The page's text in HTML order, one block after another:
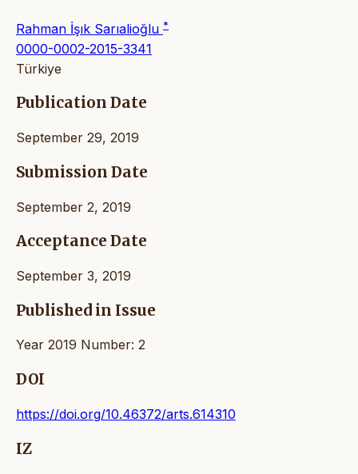
Rahman İşık Sarıalioğlu *
0000-0002-2015-3341
Türkiye
Publication Date
September 29, 2019
Submission Date
September 2, 2019
Acceptance Date
September 3, 2019
Published in Issue
Year 2019 Number: 2
DOI
https://doi.org/10.46372/arts.614310
IZ